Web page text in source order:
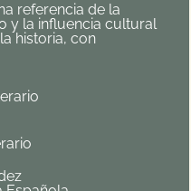
referencia de la
y la influencia cultural
historia, con